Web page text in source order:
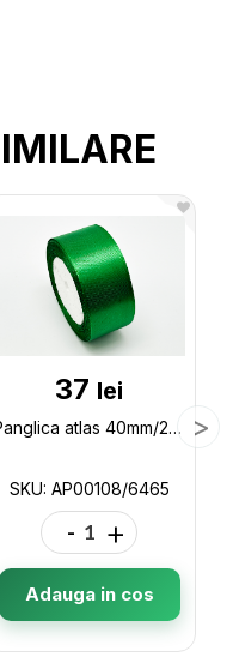
37 lei
Panglica atlas 40mm/23m AP00108/6465
SKU: AP00108/6465
- +
Adauga in cos